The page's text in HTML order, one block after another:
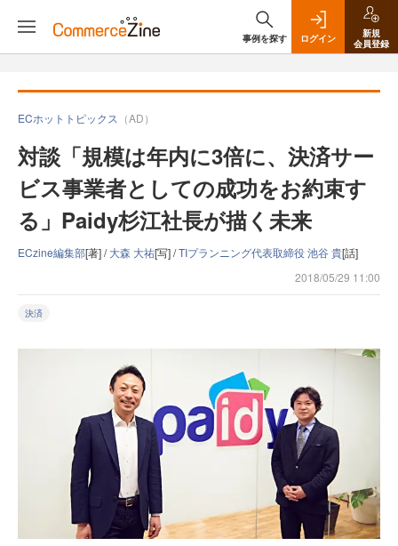
事例を探す ログイン
新規
会員登録
ECホットトピックス （AD）
対談「規模は年内に3倍に、決済サー
ビス事業者としての成功をお約束す
る」Paidy杉江社長が描く未来
ECzine編集部[著] /大森 大祐[写] /TIプランニング代表取締役 池谷 貴[話]
2018/05/29 11:00
決済